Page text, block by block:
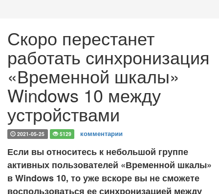
Скоро перестанет
работать синхронизация
«Временной шкалы»
Windows 10 между
устройствами
2021-05-25 5129 комментарии
Если вы относитесь к небольшой группе
активных пользователей «Временной шкалы»
в Windows 10, то уже вскоре вы не сможете
воспользоваться ее синхронизацией между